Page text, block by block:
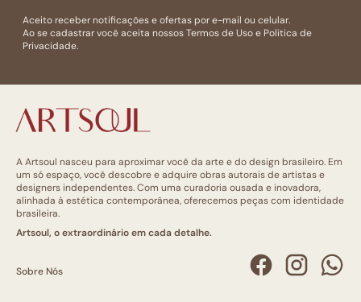
Aceito receber notificações e ofertas por e-mail ou celular.
Ao se cadastrar você aceita nossosTermos de Usoe Politica de
Privacidade.
A Artsoul nasceu para aproximar você da arte e do design brasileiro. Em
um só espaço, você descobre e adquire obras autorais de artistas e
designers independentes. Com uma curadoria ousada e inovadora,
alinhada à estética contemporânea, oferecemos peças com identidade
brasileira.
Artsoul, o extraordinário em cada detalhe.
Sobre Nós